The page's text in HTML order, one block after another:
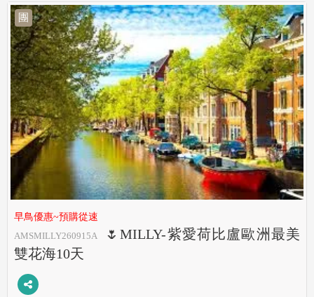
團
早鳥優惠~預購從速
AMSMILLY260915A
🌷MILLY-紫愛荷比盧歐洲最美
雙花海10天